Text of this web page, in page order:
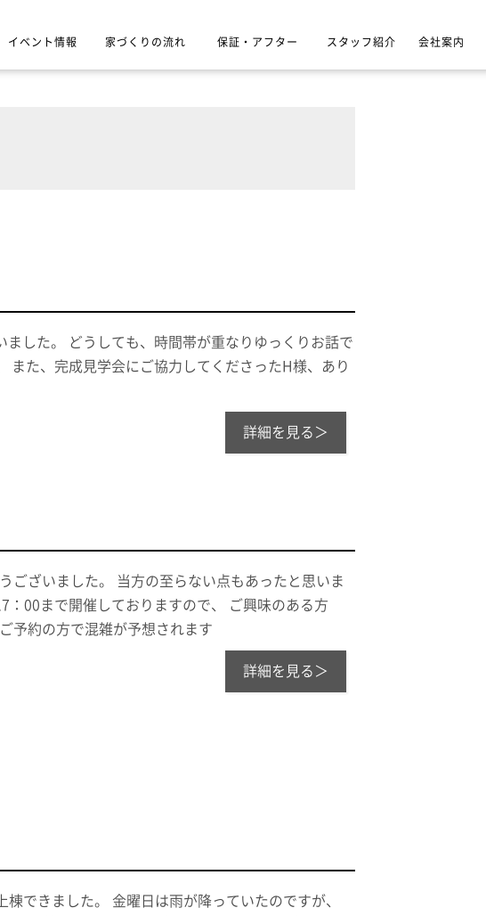
イベント情報 家づくりの流れ 保証・アフター スタッフ紹介 会社案内
した。 どうしても、時間帯が重なりゆっくりお話で
また、完成見学会にご協力してくださったH様、あり
詳細を見る＞
ございました。 当方の至らない点もあったと思いま
00まで開催しておりますので、 ご興味のある方
予約の方で混雑が予想されます
詳細を見る＞
できました。 金曜日は雨が降っていたのですが、